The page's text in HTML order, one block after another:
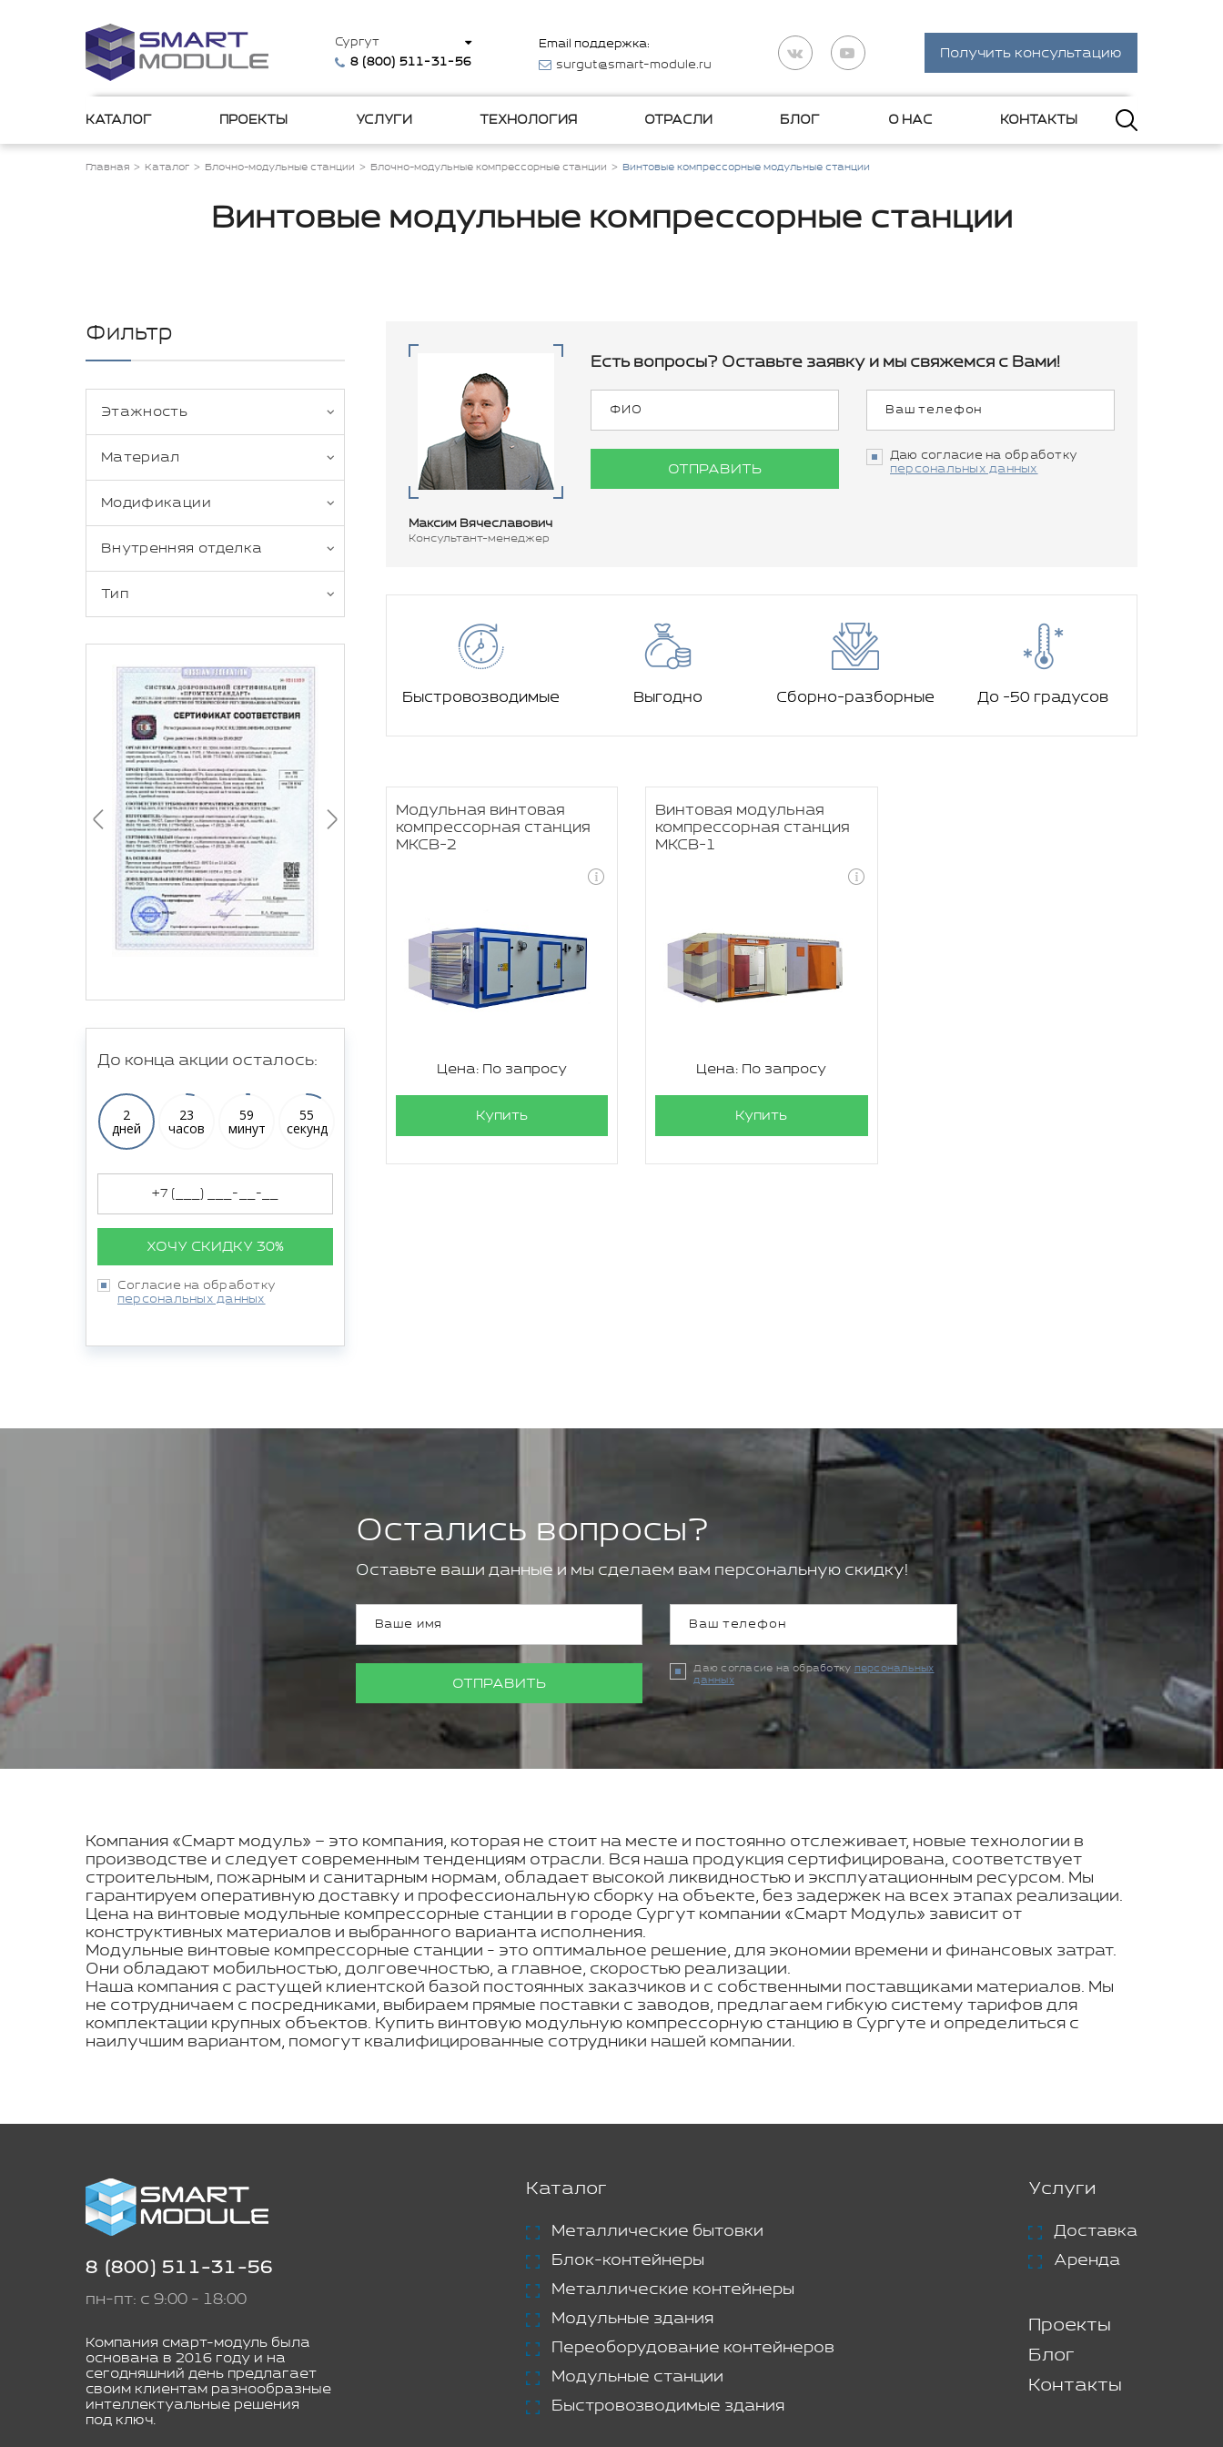
Сургут
8 (800) 511-31-56
Email поддержка:
surgut@smart-module.ru
Получить консультацию
КАТАЛОГ ПРОЕКТЫ УСЛУГИ ТЕХНОЛОГИЯ ОТРАСЛИ БЛОГ О НАС КОНТАКТЫ
Главная Каталог Блочно-модульные станции Блочно-модульные компрессорные станции Винтовые компрессорные модульные станции
Винтовые модульные компрессорные станции
Фильтр
Этажность
Материал
Модификации
Внутренняя отделка
Тип
До конца акции осталось:
2
дней
23
часов
59
минут
54
секунд
ХОЧУ СКИДКУ 30%
Согласие на обработку
персональных данных
Максим Вячеславович
Консультант-менеджер
Есть вопросы? Оставьте заявку и мы свяжемся с Вами!
ОТПРАВИТЬ
Даю согласие на обработку
персональных данных
Быстровозводимые Выгодно Сборно-разборные До -50 градусов
Модульная винтовая
компрессорная станция
МКСВ-2
Цена: По запросу
Купить
Винтовая модульная
компрессорная станция
МКСВ-1
Цена: По запросу
Купить
Остались вопросы?
Оставьте ваши данные и мы сделаем вам персональную скидку!
ОТПРАВИТЬ
Даю согласие на обработку персональных
данных
Компания «Смарт модуль» – это компания, которая не стоит на месте и постоянно отслеживает, новые технологии в
производстве и следует современным тенденциям отрасли. Вся наша продукция сертифицирована, соответствует
строительным, пожарным и санитарным нормам, обладает высокой ликвидностью и эксплуатационным ресурсом. Мы
гарантируем оперативную доставку и профессиональную сборку на объекте, без задержек на всех этапах реализации.
Цена на винтовые модульные компрессорные станции в городе Сургут компании «Смарт Модуль» зависит от
конструктивных материалов и выбранного варианта исполнения.
Модульные винтовые компрессорные станции - это оптимальное решение, для экономии времени и финансовых затрат.
Они обладают мобильностью, долговечностью, а главное, скоростью реализации.
Наша компания с растущей клиентской базой постоянных заказчиков и с собственными поставщиками материалов. Мы
не сотрудничаем с посредниками, выбираем прямые поставки с заводов, предлагаем гибкую систему тарифов для
комплектации крупных объектов. Купить винтовую модульную компрессорную станцию в Сургуте и определиться с
наилучшим вариантом, помогут квалифицированные сотрудники нашей компании.
8 (800) 511-31-56
пн-пт: с 9:00 - 18:00
Компания смарт-модуль была
основана в 2016 году и на
сегодняшний день предлагает
своим клиентам разнообразные
интеллектуальные решения
под ключ.
Каталог
Металлические бытовки
Блок-контейнеры
Металлические контейнеры
Модульные здания
Переоборудование контейнеров
Модульные станции
Быстровозводимые здания
Услуги
Доставка
Аренда
Проекты
Блог
Контакты